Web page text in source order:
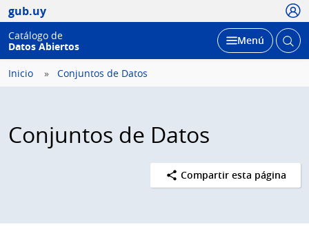
gub.uy
Catálogo de
Datos Abiertos
Desplegar
Menú Abrir
Inicio Conjuntos de Datos
Conjuntos de Datos
Compartir esta página